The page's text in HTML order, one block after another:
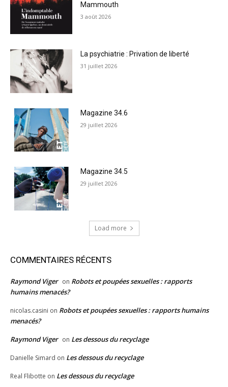
Mammouth
3 août 2026
La psychiatrie : Privation de liberté
31 juillet 2026
Magazine 34.6
29 juillet 2026
Magazine 34.5
29 juillet 2026
Load more
COMMENTAIRES RÉCENTS
Raymond Viger on Robots et poupées sexuelles : rapports
humains menacés?
nicolas.casini on Robots et poupées sexuelles : rapports humains
menacés?
Raymond Viger on Les dessous du recyclage
Danielle Simard on Les dessous du recyclage
Real Flibotte on Les dessous du recyclage